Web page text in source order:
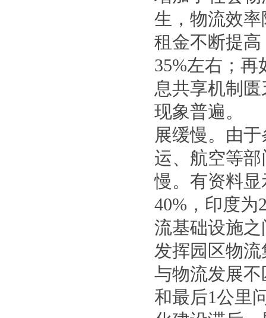
生，物流效
租金不断提
35%左右；
息共享机制
现象普遍。
展缓慢。由
运、航空等
慢。有资料
40%，印度为
流基础设施
发挥园区物
与物流发展
和最后1公里